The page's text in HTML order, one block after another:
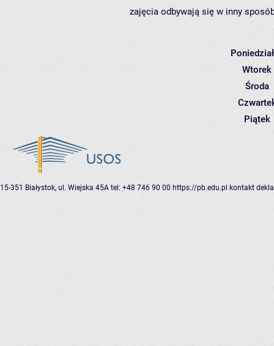
zajęcia odbywają się w inny
Wtorek
Środa
Piątek
15-351 Białystok, ul. Wiejska 45A tel: +48 746 90 00 https://pb.edu.pl kontakt